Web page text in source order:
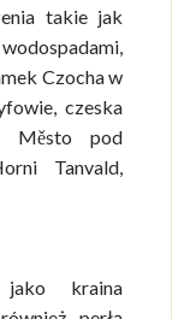
takie jak
Czocha w
czeska
Město pod
Tanvald,
jako kraina